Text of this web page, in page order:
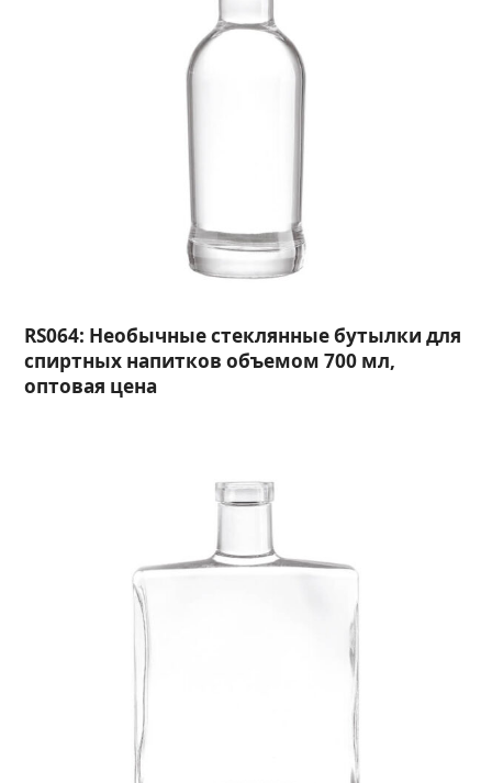
RS064: Необычные стеклянные бутылки для
спиртных напитков объемом 700 мл,
оптовая цена